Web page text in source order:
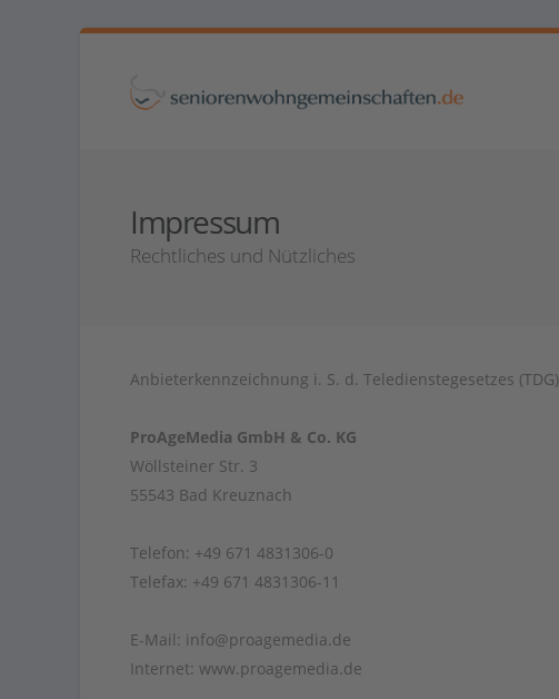
Impressum
Rechtliches und Nützliches
Anbieterkennzeichnung i. S. d. Teledienstegesetzes (TDG)
ProAgeMedia GmbH & Co. KG
Wöllsteiner Str. 3
55543 Bad Kreuznach
Telefon: +49 671 4831306-0
Telefax: +49 671 4831306-11
E-Mail: info@proagemedia.de
Internet: www.proagemedia.de